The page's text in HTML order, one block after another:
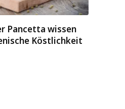
Pancetta wissen
Köstlichkeit